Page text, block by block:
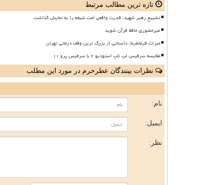
تازه ترین مطالب مرتبط
تشییع رهبر شهید، قدرت واقعی امت شیعه را به نمایش گذاشت
غیرحضوری حافظ قرآن شوید
میراث فرمانفرما، داستانی از بزرگ ترین وقف درمانی تهران
مقایسه سرفیس لپ تاپ استودیو ۲ با سرفیس پرو ۱۱
نظرات بینندگان عطرحرم در مورد این مطلب
نام:
ایمیل:
نظر: